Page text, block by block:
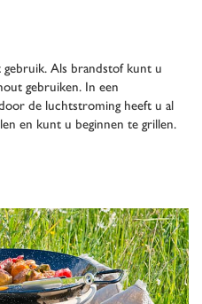
Als brandstof kunt u
gebruiken. In een
de luchtstroming heeft u al
en kunt u beginnen te grillen.